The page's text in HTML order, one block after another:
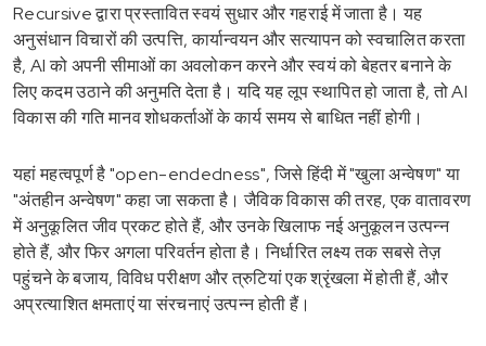
Recursive द्वारा प्रस्तावित स्वयं सुधार और गहराई में जाता है। यह
अनुसंधान विचारों की उत्पत्ति, कार्यान्वयन और सत्यापन को स्वचालित करता
है, AI को अपनी सीमाओं का अवलोकन करने और स्वयं को बेहतर बनाने के
लिए कदम उठाने की अनुमति देता है। यदि यह लूप स्थापित हो जाता है, तो AI
विकास की गति मानव शोधकर्ताओं के कार्य समय से बाधित नहीं होगी।
यहां महत्वपूर्ण है "open-endedness", जिसे हिंदी में "खुला अन्वेषण" या
"अंतहीन अन्वेषण" कहा जा सकता है। जैविक विकास की तरह, एक वातावरण
में अनुकूलित जीव प्रकट होते हैं, और उनके खिलाफ नई अनुकूलन उत्पन्न
होते हैं, और फिर अगला परिवर्तन होता है। निर्धारित लक्ष्य तक सबसे तेज़
पहुंचने के बजाय, विविध परीक्षण और त्रुटियां एक श्रृंखला में होती हैं, और
अप्रत्याशित क्षमताएं या संरचनाएं उत्पन्न होती हैं।